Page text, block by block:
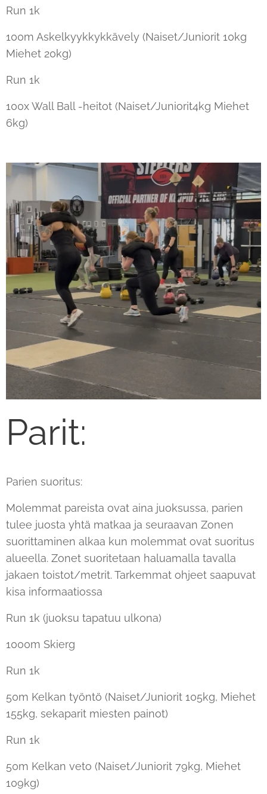
Run 1k
100m Askelkyykkykkävely (Naiset/Juniorit 10kg
Miehet 20kg)
Run 1k
100x Wall Ball -heitot (Naiset/Juniorit4kg Miehet
6kg)
Parit:
Parien suoritus:
Molemmat pareista ovat aina juoksussa, parien
tulee juosta yhtä matkaa ja seuraavan Zonen
suorittaminen alkaa kun molemmat ovat suoritus
alueella. Zonet suoritetaan haluamalla tavalla
jakaen toistot/metrit. Tarkemmat ohjeet saapuvat
kisa informaatiossa
Run 1k (juoksu tapatuu ulkona)
1000m Skierg
Run 1k
50m Kelkan työntö (Naiset/Juniorit 105kg, Miehet
155kg, sekaparit miesten painot)
Run 1k
50m Kelkan veto (Naiset/Juniorit 79kg, Miehet
109kg)